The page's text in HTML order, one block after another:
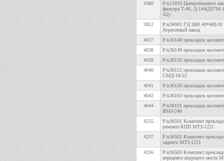
4380
Р/к13010 Центробежного
фильтра Т-40, Д-144(Д37М-
А2)
3852
Р/к34901 ГЦ Ц80.40*400.01
Агрегатный завод
4037
Р/к36148 прокладок
4038
Р/к36149 прокладок
4039
Р/к36150 прокладок
4040
Р/к36152 прокладок
СМД-18-22
4041
Р/к36156 прокладок
4042
Р/к36163 прокладок
4044
Р/к36191 прокладок
ЯМЗ-240
4255
Р/к36501 Комплект
ремонта КПП МТЗ-1221
4237
Р/к36502 Комплект
заднего МТЗ-1221
4236
Р/к36503 Комплект
переднего ведущего моста